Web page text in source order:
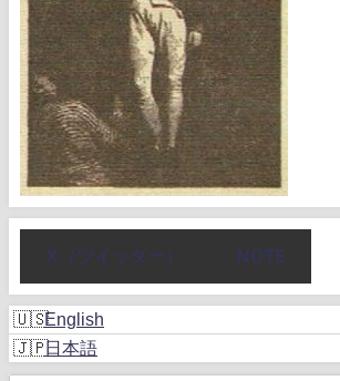
X（ツイッター） NOTE
English
日本語